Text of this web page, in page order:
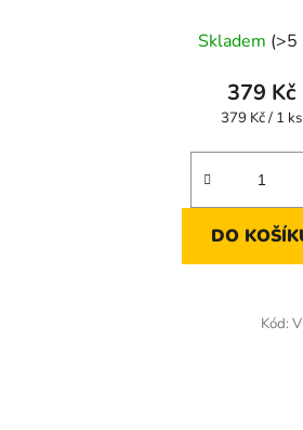
Skladem (>5
379 Kč
Měrná
379 Kč / 1 ks
DO
Kód: